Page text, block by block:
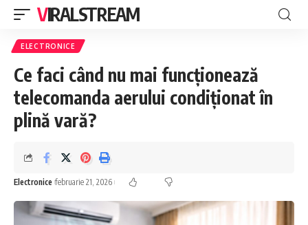
VIRALSTREAM
ELECTRONICE
Ce faci când nu mai funcționează
telecomanda aerului condiționat în
plină vară?
Electronice februarie 21, 2026